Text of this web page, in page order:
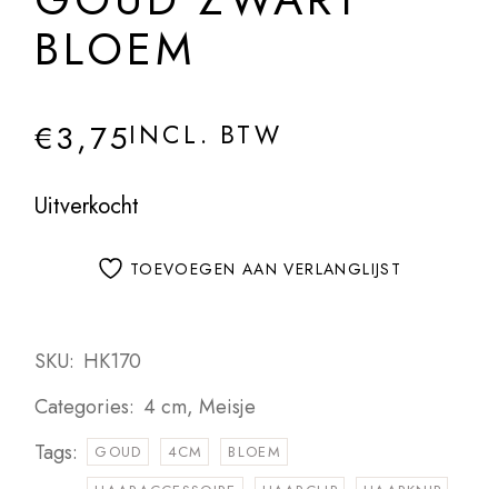
BLOEM
€3,75INCL. BTW
Uitverkocht
TOEVOEGEN AAN VERLANGLIJST
SKU: HK170
Categories: 4 cm,Meisje
Tags:
GOUD 4CM
BLOEM